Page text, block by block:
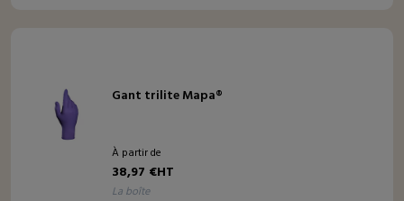
Gant trilite Mapa®
À partir de
38,97 €HT
la boîte